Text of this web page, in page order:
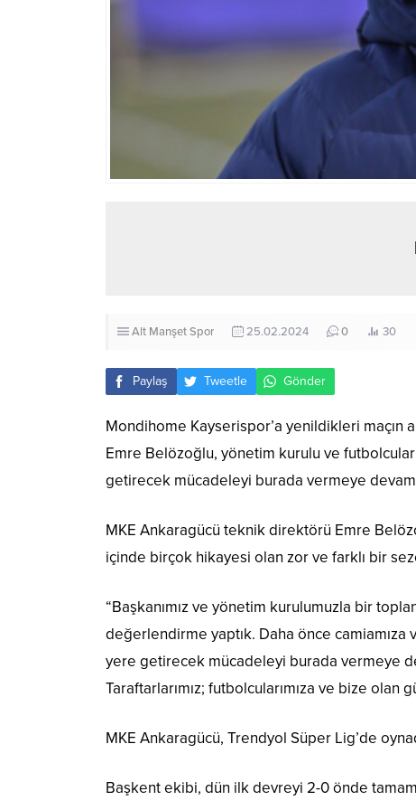
Alt ManşetSpor 25.02.2024 0 30
Paylaş Tweetle Gönder
Mondihome Kayserispor’a yenildikleri maçın
Emre Belözoğlu, yönetim kurulu ve
getirecek mücadeleyi burada vermeye
MKE Ankaragücü teknik direktörü Emre
içinde birçok hikayesi olan zor ve farklı bir
“Başkanımız ve yönetim kurulumuzla bir
değerlendirme yaptık. Daha önce
yere getirecek mücadeleyi burada vermeye
Taraftarlarımız; futbolcularımıza ve bize olan
MKE Ankaragücü, Trendyol Süper Lig’de
Başkent ekibi, dün ilk devreyi 2-0 önde